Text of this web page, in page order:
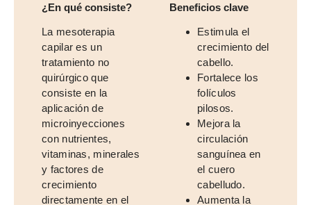
¿En qué consiste?
La mesoterapia
capilar es un
tratamiento no
quirúrgico que
consiste en la
aplicación de
microinyecciones
con nutrientes,
vitaminas, minerales
y factores de
crecimiento
directamente en el
Beneficios clave
Estimula el
crecimiento del
cabello.
Fortalece los
folículos
pilosos.
Mejora la
circulación
sanguínea en
el cuero
cabelludo.
Aumenta la